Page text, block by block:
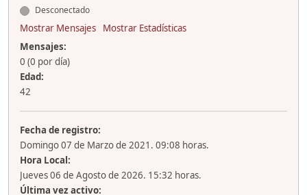
Desconectado
Mostrar Mensajes
Mostrar Estadísticas
Mensajes:
0 (0 por día)
Edad:
42
Fecha de registro:
Domingo 07 de Marzo de 2021. 09:08 horas.
Hora Local:
Jueves 06 de Agosto de 2026. 15:32 horas.
Última vez activo: